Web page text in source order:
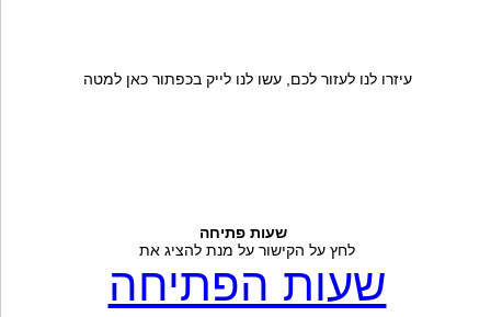
עיזרו לנו לעזור לכם, עשו לנו לייק בכפתור כאן למטה
שעות פתיחה
לחץ על הקישור על מנת להציג את
שעות הפתיחה